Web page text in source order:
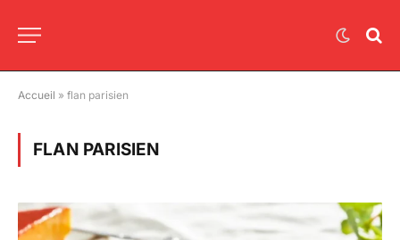
Accueil » flan parisien
FLAN PARISIEN